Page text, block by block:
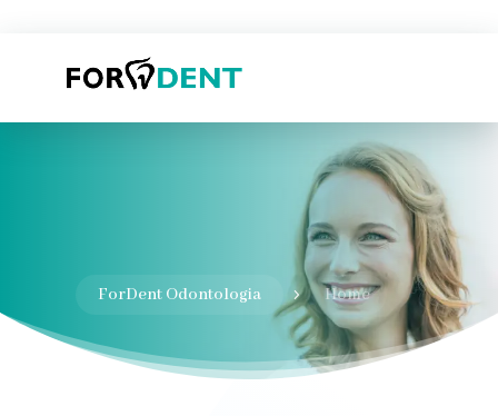
ForDent Odontologia 5 Home